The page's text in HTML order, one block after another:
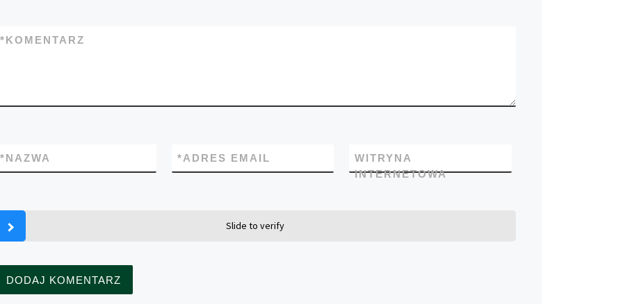
KOMENTARZ
*
NAZWA
* ADRES EMAIL
*
WITRYNA
INTERNETOWA
Slide to verify